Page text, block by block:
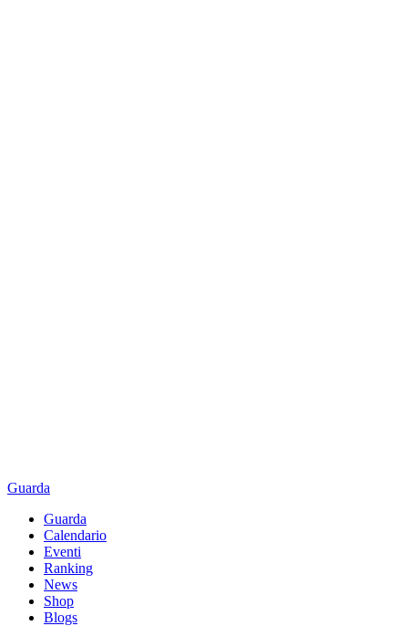
Guarda
Guarda
Calendario
Eventi
Ranking
News
Shop
Blogs